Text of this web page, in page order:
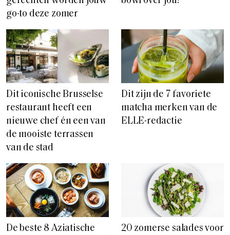
go-to deze zomer
Dit iconische Brusselse
restaurant heeft een
nieuwe chef én een van
de mooiste terrassen
van de stad
Dit zijn de 7 favoriete
matcha merken van de
ELLE-redactie
De beste 8 Aziatische
20 zomerse salades voor